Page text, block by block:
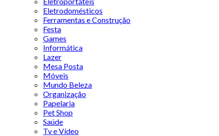
Eletrodomésticos
Ferramentas e Construção
Festa
Games
Informática
Lazer
Mesa Posta
Móveis
Mundo Beleza
Organização
Papelaria
Pet Shop
Saúde
Tv e Vídeo